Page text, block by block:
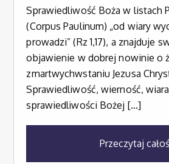
Sprawiedliwość Boża w listach
(Corpus Paulinum) „od wiary
prowadzi” (Rz 1,17), a znajduje
objawienie w dobrej nowinie o
zmartwychwstaniu Jezusa
Sprawiedliwość, wierność,
sprawiedliwości Bożej […]
Przeczytaj